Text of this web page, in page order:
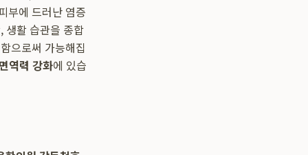
부에 드러난 염증
생활 습관을 종합
으로써 가능해집
역력 강화에 있습